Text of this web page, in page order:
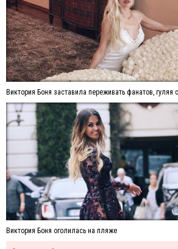
Виктория Боня заставила переживать фанатов, гуляя
Виктория Боня оголилась на пляже